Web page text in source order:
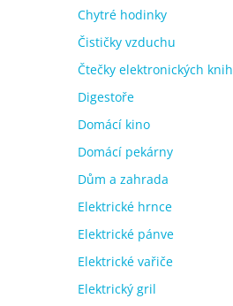
Chytré hodinky
Čističky vzduchu
Čtečky elektronických knih
Digestoře
Domácí kino
Domácí pekárny
Dům a zahrada
Elektrické hrnce
Elektrické pánve
Elektrické vařiče
Elektrický gril